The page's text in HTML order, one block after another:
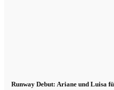
Runway Debut: Ariane und Luisa